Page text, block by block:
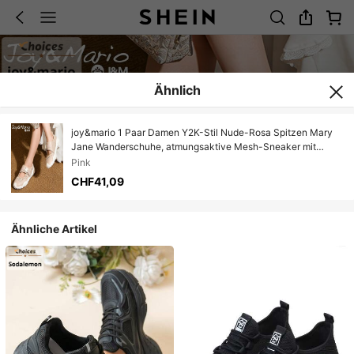
Ähnlich
joy&mario 1 Paar Damen Y2K-Stil Nude-Rosa Spitzen Mary
Jane Wanderschuhe, atmungsaktive Mesh-Sneaker mit
dicker Sohle, geeignet für Outdoor-Wandern, Klettern und
Alltag Outfit J&M
Pink
CHF41,09
Ähnliche Artikel